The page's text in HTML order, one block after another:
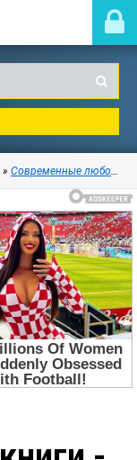
» Современные любовные романы